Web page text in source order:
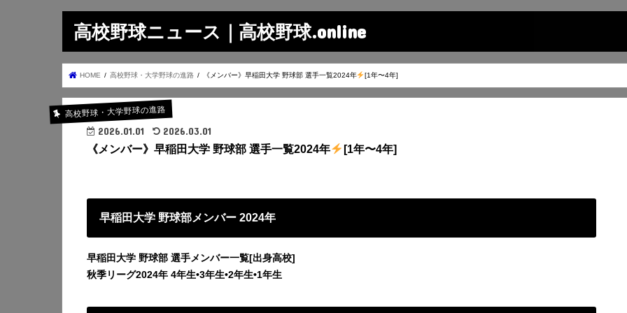
高校野球ニュース｜高校野球.online
HOME 高校野球・大学野球の進路 《メンバー》早稲田大学 野球部 選手一覧2024年 [1年〜4年]
高校野球・大学野球の進路
2026.01.01 2026.03.01
《メンバー》早稲田大学 野球部 選手一覧2024年 [1年〜4年]
早稲田大学 野球部メンバー 2024年
早稲田大学 野球部 選手メンバー一覧[出身高校]
秋季リーグ2024年 4年生•3年生•2年生•1年生